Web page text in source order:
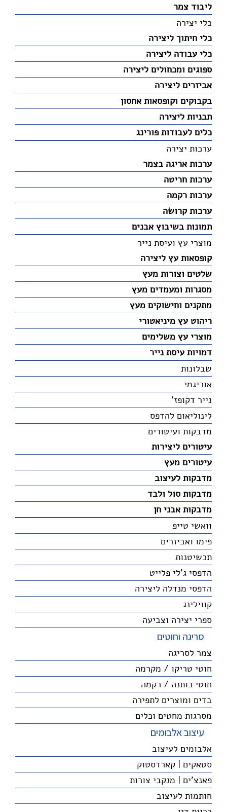
ליבוד צמר
כלי יצירה
כלי חיתוך ליצירה
כלי עבודה ליצירה
ספוגים ומכחולים ליצירה
אביזרים ליצירה
בקבוקים וקופסאות אחסון
תבניות ליצירה
כלים לעבודות פורינג
ערכות יצירה
ערכות אריגה בצמר
ערכות חריטה
ערכות רקמה
ערכות קרושה
תמונות בשיבוץ אבנים
מוצרי עץ ועיסת נייר
קופסאות עץ ליצירה
שלטים וצורות מעץ
מסגרות ומעמדים מעץ
מתקנים וחישוקים מעץ
ריהוט עץ מיניאטורי
מוצרי עץ משלימים
דמויות עיסת נייר
שבלונות
אוריגמי
נייר דקופז'
לינוליאום להדפס
מדבקות ועיטורים
עיטורים ליצירות
עיטורים מעץ
מדבקות לעיצוב
מדבקות סול ולבד
מדבקות אבני חן
וואשי טייפ
פימו ואביזרים
תכשיטנות
הדפסי ג'לי פלייט
הדפסי מנדלה ליצירה
קווילינג
ספרי יצירה וצביעה
סריגה וחוטים
צמר לסריגה
חוטי טריקו / מקרמה
חוטי כותנה / רקמה
בדים ומוצרים לתפירה
מסרגות מחטים וכלים
עיצוב אלבומים
אלבומים לעיצוב
סטאקים | קארדסטוק
פאנצ'ים | מנקבי צורות
חותמות לעיצוב